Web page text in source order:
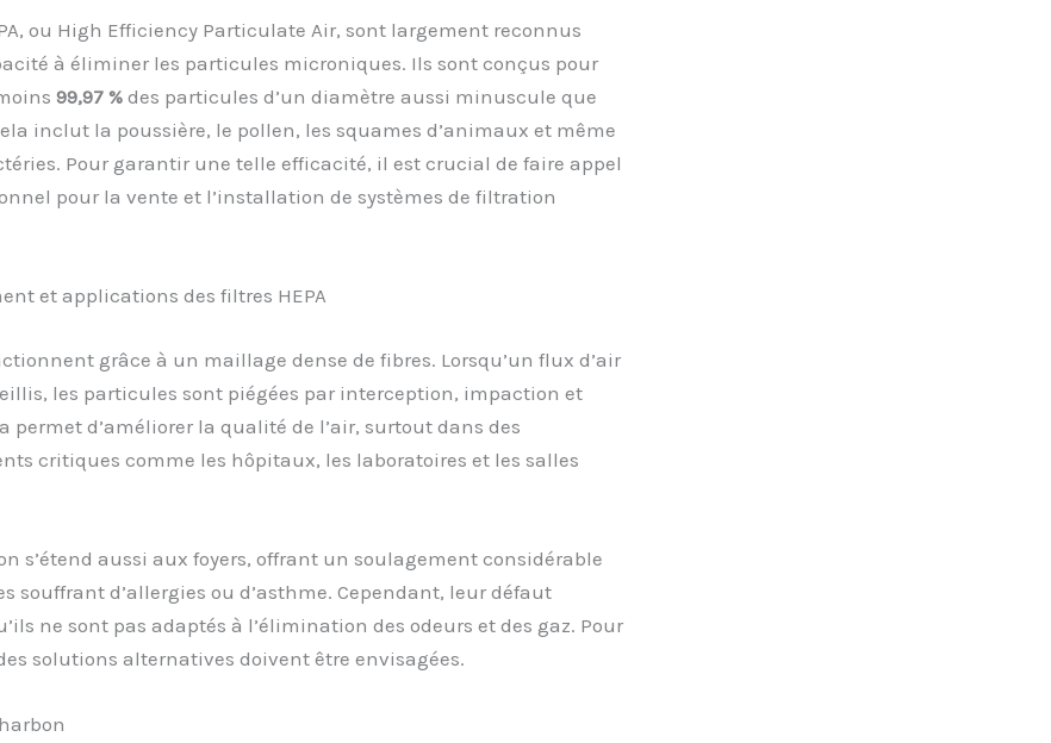
ou High Efficiency Particulate Air, sont largement reconnus
à éliminer les particules microniques. Ils sont conçus pour
99,97 %des particules d’un diamètre aussi minuscule que
inclut la poussière, le pollen, les squames d’animaux et même
Pour garantir une telle efficacité, il est crucial de faire appel
pour la vente et l’installation de systèmes de filtration
et applications des filtres HEPA
grâce à un maillage dense de fibres. Lorsqu’un flux d’air
les particules sont piégées par interception, impaction et
permet d’améliorer la qualité de l’air, surtout dans des
critiques comme les hôpitaux, les laboratoires et les salles
s’étend aussi aux foyers, offrant un soulagement considérable
souffrant d’allergies ou d’asthme. Cependant, leur défaut
ne sont pas adaptés à l’élimination des odeurs et des gaz. Pour
solutions alternatives doivent être envisagées.